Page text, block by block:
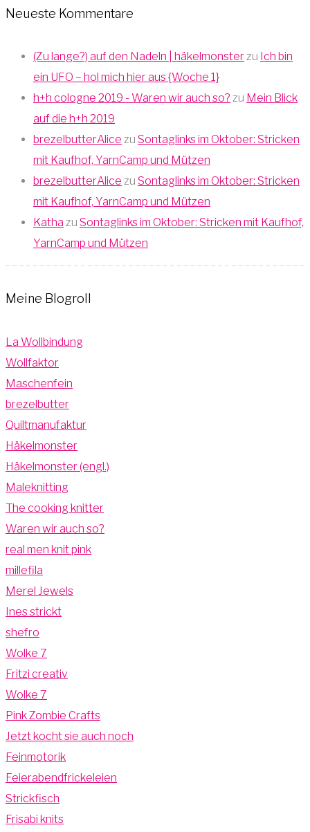
Neueste Kommentare
(Zu lange?) auf den Nadeln | häkelmonster zu Ich bin
ein UFO – hol mich hier aus {Woche 1}
h+h cologne 2019 - Waren wir auch so? zu Mein Blick
auf die h+h 2019
brezelbutterAlice zu Sontaglinks im Oktober: Stricken
mit Kaufhof, YarnCamp und Mützen
brezelbutterAlice zu Sontaglinks im Oktober: Stricken
mit Kaufhof, YarnCamp und Mützen
Katha zu Sontaglinks im Oktober: Stricken mit Kaufhof,
YarnCamp und Mützen
Meine Blogroll
La Wollbindung
Wollfaktor
Maschenfein
brezelbutter
Quiltmanufaktur
Häkelmonster
Häkelmonster (engl.)
Maleknitting
The cooking knitter
Waren wir auch so?
real men knit pink
millefila
Merel Jewels
Ines strickt
shefro
Wolke 7
Fritzi creativ
Wolke 7
Pink Zombie Crafts
Jetzt kocht sie auch noch
Feinmotorik
Feierabendfrickeleien
Strickfisch
Frisabi knits